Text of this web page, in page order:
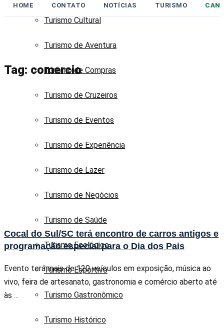
Turismo Cultural
Turismo de Aventura
Turismo de Compras
Turismo de Cruzeiros
Turismo de Eventos
Turismo de Experiência
Turismo de Lazer
Turismo de Negócios
Turismo de Saúde
Turismo Ecológico
Turismo Esportivo
Turismo Gastronômico
Turismo Histórico
HOME CONTATO NOTÍCIAS TURISMO
Tag: comercio
Cocal do Sul/SC terá encontro de carros antigos e
programação especial para o Dia dos Pais
Evento terá mais de 120 veículos em exposição, música ao
vivo, feira de artesanato, gastronomia e comércio aberto até
às ...